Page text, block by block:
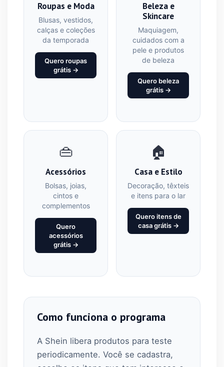
Roupas e Moda
Blusas, vestidos,
calças e coleções
da temporada
Quero roupas
grátis →
Beleza e
Skincare
Maquiagem,
cuidados com a
pele e produtos
de beleza
Quero beleza
grátis →
👜
Acessórios
Bolsas, joias,
cintos e
complementos
Quero
acessórios
grátis →
🏠
Casa e Estilo
Decoração, têxteis
e itens para o lar
Quero itens de
casa grátis →
Como funciona o programa
A Shein libera produtos para teste
periodicamente. Você se cadastra,